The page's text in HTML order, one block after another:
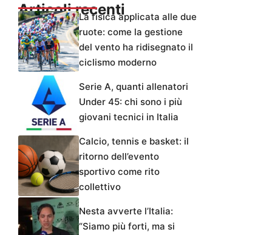
Articoli recentiLa fisica applicata alle due
ruote: come la gestione
del vento ha ridisegnato il
ciclismo moderno
Serie A, quanti allenatori
Under 45: chi sono i più
giovani tecnici in Italia
Calcio, tennis e basket: il
ritorno dell’evento
sportivo come rito
collettivo
Nesta avverte l’Italia:
“Siamo più forti, ma si